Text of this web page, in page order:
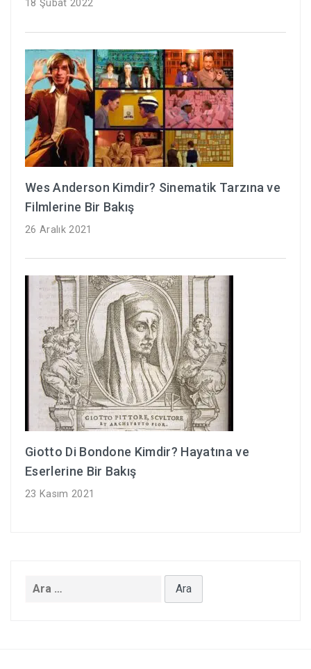
18 Şubat 2022
Wes Anderson Kimdir? Sinematik Tarzına ve
Filmlerine Bir Bakış
26 Aralık 2021
Giotto Di Bondone Kimdir? Hayatına ve
Eserlerine Bir Bakış
23 Kasım 2021
Arama: